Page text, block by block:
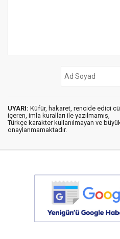
UYARI: Küfür, hakaret, rencide edici
içeren, imla kuralları ile yazılmamış,
Türkçe karakter kullanılmayan ve
onaylanmamaktadır.